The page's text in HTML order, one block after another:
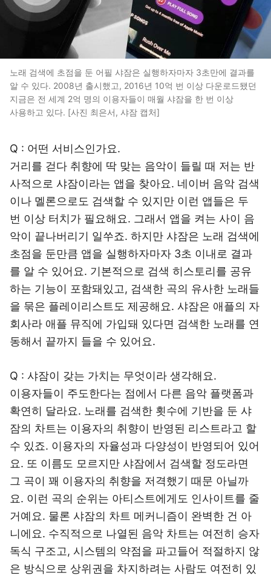
노래 검색에 초점을 둔 어필 샤잠은 실행하자마자 3초만에 결과를
알 수 있다. 2008년 출시했고, 2016년 10억 번 이상 다운로드됐던
지금은 전 세계 2억 명의 이용자들이 매월 샤잠을 한 번 이상
사용하고 있다. [사진 최은서, 샤잠 캡처]
Q : 어떤 서비스인가요.
거리를 걷다 취향에 딱 맞는 음악이 들릴 때 저는 반
사적으로 샤잠이라는 앱을 찾아요. 네이버 음악 검색
이나 멜론으로도 검색할 수 있지만 이런 앱들은 두
번 이상 터치가 필요해요. 그래서 앱을 켜는 사이 음
악이 끝나버리기 일쑤죠. 하지만 샤잠은 노래 검색에
초점을 둔만큼 앱을 실행하자마자 3초 이내로 결과
를 알 수 있어요. 기본적으로 검색 히스토리를 공유
하는 기능이 포함돼있고, 검색한 곡의 유사한 노래들
을 묶은 플레이리스트도 제공해요. 샤잠은 애플의 자
회사라 애플 뮤직에 가입돼 있다면 검색한 노래를 연
동해서 끝까지 들을 수 있어요.
Q : 샤잠이 갖는 가치는 무엇이라 생각해요.
이용자들이 주도한다는 점에서 다른 음악 플랫폼과
확연히 달라요. 노래를 검색한 횟수에 기반을 둔 샤
잠의 차트는 이용자의 취향이 반영된 리스트라고 할
수 있죠. 이용자의 자율성과 다양성이 반영되어 있어
요. 또 이름도 모르지만 샤잠에서 검색할 정도라면
그 곡이 꽤 이용자의 취향을 저격했기 때문 아닐까
요. 이런 곡의 순위는 아티스트에게도 인사이트를 줄
거예요. 물론 샤잠의 차트 메커니즘이 완벽한 건 아
니에요. 수직적으로 나열된 음악 차트는 여전히 승자
독식 구조고, 시스템의 약점을 파고들어 적절하지 않
은 방식으로 상위권을 차지하려는 사람도 여전히 있